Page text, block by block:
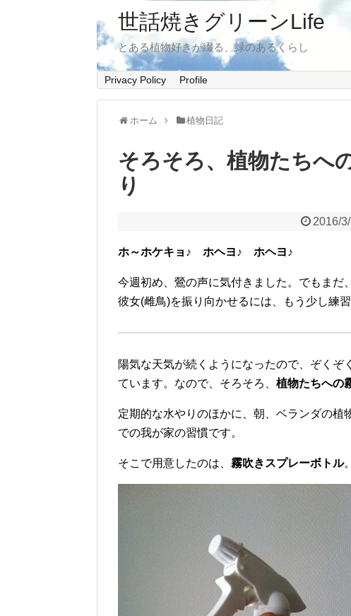
世話焼きグリーンLife
とある植物好きが綴る、緑のあるくらし
Privacy Policy Profile
ホーム 植物日記
そろそろ、植物たちへ
り
2016/
ホ～ホケキョ♪ ホヘヨ♪ ホヘヨ♪
今週初め、鶯の声に気付きました。でもまだ
彼女(雌鳥)を振り向かせるには、もう少し練
陽気な天気が続くようになったので、ぞく
ています。なので、そろそろ、 植物たちへの
定期的な水やりのほかに、朝、ベランダの植
での我が家の習慣です。
そこで用意したのは、 霧吹きスプレーボトル。